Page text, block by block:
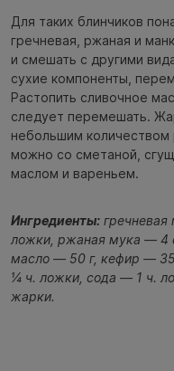
Для таких блинчиков
гречневая, ржаная и
и смешать с другими
сухие компоненты,
Растопить сливочное
следует перемешать.
небольшим количеством
можно со сметаной,
маслом и вареньем.
Ингредиенты:
ложки, ржаная мука — 4
масло — 50 г, кефир —
¼ ч. ложки, сода — 1 ч.
жарки.